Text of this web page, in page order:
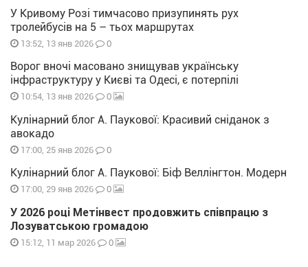
У Кривому Розі тимчасово призупинять рух
тролейбусів на 5 – тьох маршрутах
13:52, 13 янв 2026 0
Ворог вночі масовано знищував українську
інфраструктуру у Києві та Одесі, є потерпілі
10:54, 13 янв 2026 0
Кулінарний блог А. Паукової: Красивий сніданок з
авокадо
17:00, 25 янв 2026 0
Кулінарний блог А. Паукової: Біф Веллінгтон. Модерн
17:00, 29 янв 2026 0
У 2026 році Метінвест продовжить співпрацю з
Лозуватською громадою
15:12, 11 мар 2026 0